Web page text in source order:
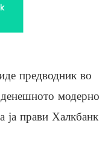
предводник во
денешното модерно
ја прави Халкбанк